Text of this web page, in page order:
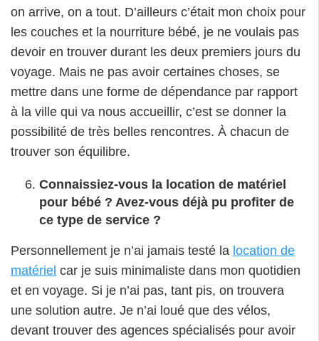
on arrive, on a tout. D’ailleurs c’était mon choix pour
les couches et la nourriture bébé, je ne voulais pas
devoir en trouver durant les deux premiers jours du
voyage. Mais ne pas avoir certaines choses, se
mettre dans une forme de dépendance par rapport
à la ville qui va nous accueillir, c’est se donner la
possibilité de très belles rencontres. À chacun de
trouver son équilibre.
Connaissiez-vous la location de matériel
pour bébé ? Avez-vous déjà pu profiter de
ce type de service ?
Personnellement je n’ai jamais testé la location de
matériel car je suis minimaliste dans mon quotidien
et en voyage. Si je n’ai pas, tant pis, on trouvera
une solution autre. Je n’ai loué que des vélos,
devant trouver des agences spécialisés pour avoir